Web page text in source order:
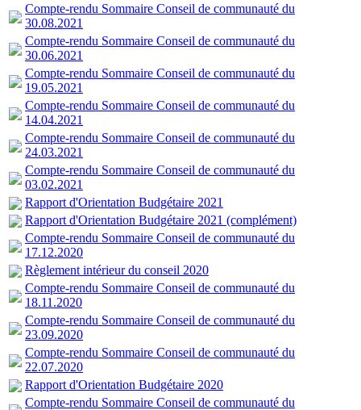
Compte-rendu Sommaire Conseil de communauté du
30.08.2021
Compte-rendu Sommaire Conseil de communauté du
30.06.2021
Compte-rendu Sommaire Conseil de communauté du
19.05.2021
Compte-rendu Sommaire Conseil de communauté du
14.04.2021
Compte-rendu Sommaire Conseil de communauté du
24.03.2021
Compte-rendu Sommaire Conseil de communauté du
03.02.2021
Rapport d'Orientation Budgétaire 2021
Rapport d'Orientation Budgétaire 2021 (complément)
Compte-rendu Sommaire Conseil de communauté du
17.12.2020
Règlement intérieur du conseil 2020
Compte-rendu Sommaire Conseil de communauté du
18.11.2020
Compte-rendu Sommaire Conseil de communauté du
23.09.2020
Compte-rendu Sommaire Conseil de communauté du
22.07.2020
Rapport d'Orientation Budgétaire 2020
Compte-rendu Sommaire Conseil de communauté du